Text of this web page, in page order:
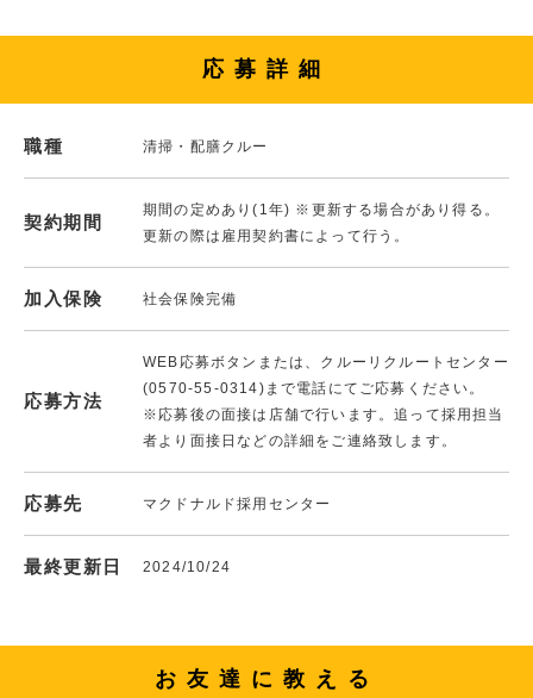
応募詳細
職種 清掃・配膳クルー
契約期間
期間の定めあり(1年) ※更新する場合があり得る。
更新の際は雇用契約書によって行う。
加入保険 社会保険完備
応募方法
WEB応募ボタンまたは、クルーリクルートセンター
(0570-55-0314)まで電話にてご応募ください。
※応募後の面接は店舗で行います。追って採用担当
者より面接日などの詳細をご連絡致します。
応募先 マクドナルド採用センター
最終更新日 2024/10/24
お友達に教える